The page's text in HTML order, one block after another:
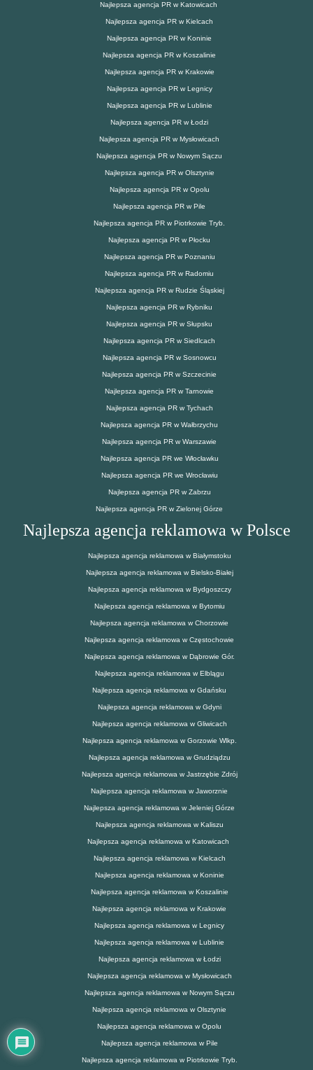
Najlepsza agencja PR w Katowicach
Najlepsza agencja PR w Kielcach
Najlepsza agencja PR w Koninie
Najlepsza agencja PR w Koszalinie
Najlepsza agencja PR w Krakowie
Najlepsza agencja PR w Legnicy
Najlepsza agencja PR w Lublinie
Najlepsza agencja PR w Łodzi
Najlepsza agencja PR w Mysłowicach
Najlepsza agencja PR w Nowym Sączu
Najlepsza agencja PR w Olsztynie
Najlepsza agencja PR w Opolu
Najlepsza agencja PR w Pile
Najlepsza agencja PR w Piotrkowie Tryb.
Najlepsza agencja PR w Płocku
Najlepsza agencja PR w Poznaniu
Najlepsza agencja PR w Radomiu
Najlepsza agencja PR w Rudzie Śląskiej
Najlepsza agencja PR w Rybniku
Najlepsza agencja PR w Słupsku
Najlepsza agencja PR w Siedlcach
Najlepsza agencja PR w Sosnowcu
Najlepsza agencja PR w Szczecinie
Najlepsza agencja PR w Tarnowie
Najlepsza agencja PR w Tychach
Najlepsza agencja PR w Wałbrzychu
Najlepsza agencja PR w Warszawie
Najlepsza agencja PR we Włocławku
Najlepsza agencja PR we Wrocławiu
Najlepsza agencja PR w Zabrzu
Najlepsza agencja PR w Zielonej Górze
Najlepsza agencja reklamowa w Polsce
Najlepsza agencja reklamowa w Białymstoku
Najlepsza agencja reklamowa w Bielsko-Białej
Najlepsza agencja reklamowa w Bydgoszczy
Najlepsza agencja reklamowa w Bytomiu
Najlepsza agencja reklamowa w Chorzowie
Najlepsza agencja reklamowa w Częstochowie
Najlepsza agencja reklamowa w Dąbrowie Gór.
Najlepsza agencja reklamowa w Elblągu
Najlepsza agencja reklamowa w Gdańsku
Najlepsza agencja reklamowa w Gdyni
Najlepsza agencja reklamowa w Gliwicach
Najlepsza agencja reklamowa w Gorzowie Wlkp.
Najlepsza agencja reklamowa w Grudziądzu
Najlepsza agencja reklamowa w Jastrzębie Zdrój
Najlepsza agencja reklamowa w Jaworznie
Najlepsza agencja reklamowa w Jeleniej Górze
Najlepsza agencja reklamowa w Kaliszu
Najlepsza agencja reklamowa w Katowicach
Najlepsza agencja reklamowa w Kielcach
Najlepsza agencja reklamowa w Koninie
Najlepsza agencja reklamowa w Koszalinie
Najlepsza agencja reklamowa w Krakowie
Najlepsza agencja reklamowa w Legnicy
Najlepsza agencja reklamowa w Lublinie
Najlepsza agencja reklamowa w Łodzi
Najlepsza agencja reklamowa w Mysłowicach
Najlepsza agencja reklamowa w Nowym Sączu
Najlepsza agencja reklamowa w Olsztynie
Najlepsza agencja reklamowa w Opolu
Najlepsza agencja reklamowa w Pile
Najlepsza agencja reklamowa w Piotrkowie Tryb.